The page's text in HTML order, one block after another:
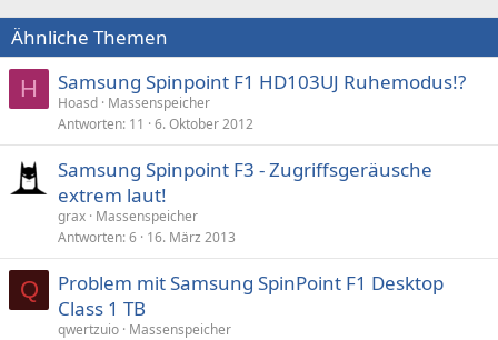
Ähnliche Themen
H Samsung Spinpoint F1 HD103UJ Ruhemodus!?
Hoasd Massenspeicher
Antworten 11 6. Oktober 2012
Samsung Spinpoint F3 - Zugriffsgeräusche
extrem laut!
grax Massenspeicher
Antworten 6 16. März 2013
Q
Problem mit Samsung SpinPoint F1 Desktop
Class 1 TB
qwertzuio Massenspeicher